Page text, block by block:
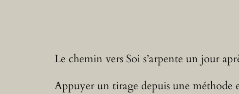
Le chemin vers Soi s’arpente un jour
Appuyer un tirage depuis une méthode